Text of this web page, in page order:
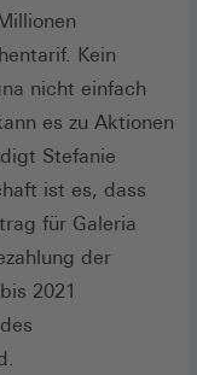
Kein
nicht einfach
es zu Aktionen
Stefanie
ist es, dass
für Galeria
der
2021